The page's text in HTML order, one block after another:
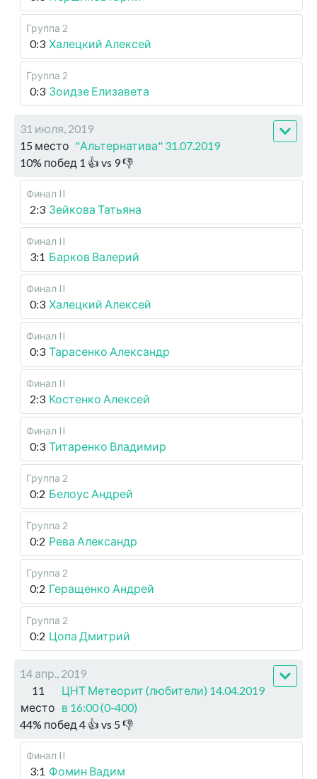
Группа 2
0:3 Халецкий Алексей
Группа 2
0:3 Зоидзе Елизавета
31 июля, 2019
15 место "Альтернатива" 31.07.2019
10% побед 1 👍 vs 9👎
Финал II
2:3 Зейкова Татьяна
Финал II
3:1 Барков Валерий
Финал II
0:3 Халецкий Алексей
Финал II
0:3 Тарасенко Александр
Финал II
2:3 Костенко Алексей
Финал II
0:3 Титаренко Владимир
Группа 2
0:2 Белоус Андрей
Группа 2
0:2 Рева Александр
Группа 2
0:2 Геращенко Андрей
Группа 2
0:2 Цопа Дмитрий
14 апр., 2019
11
место
ЦНТ Метеорит (любители) 14.04.2019
в 16:00 (0-400)
44% побед 4 👍 vs 5 👎
Финал II
3:1 Фомин Вадим